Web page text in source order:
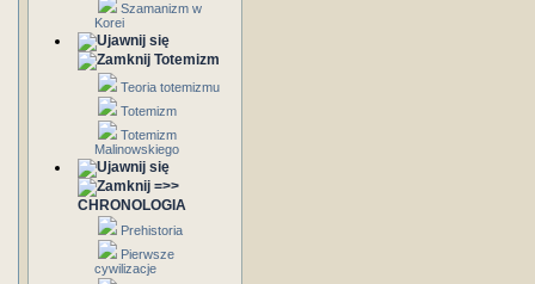
Szamanizm w
Korei
Totemizm
Teoria totemizmu
Totemizm
Totemizm
Malinowskiego
=>>
CHRONOLOGIA
Prehistoria
Pierwsze
cywilizacje